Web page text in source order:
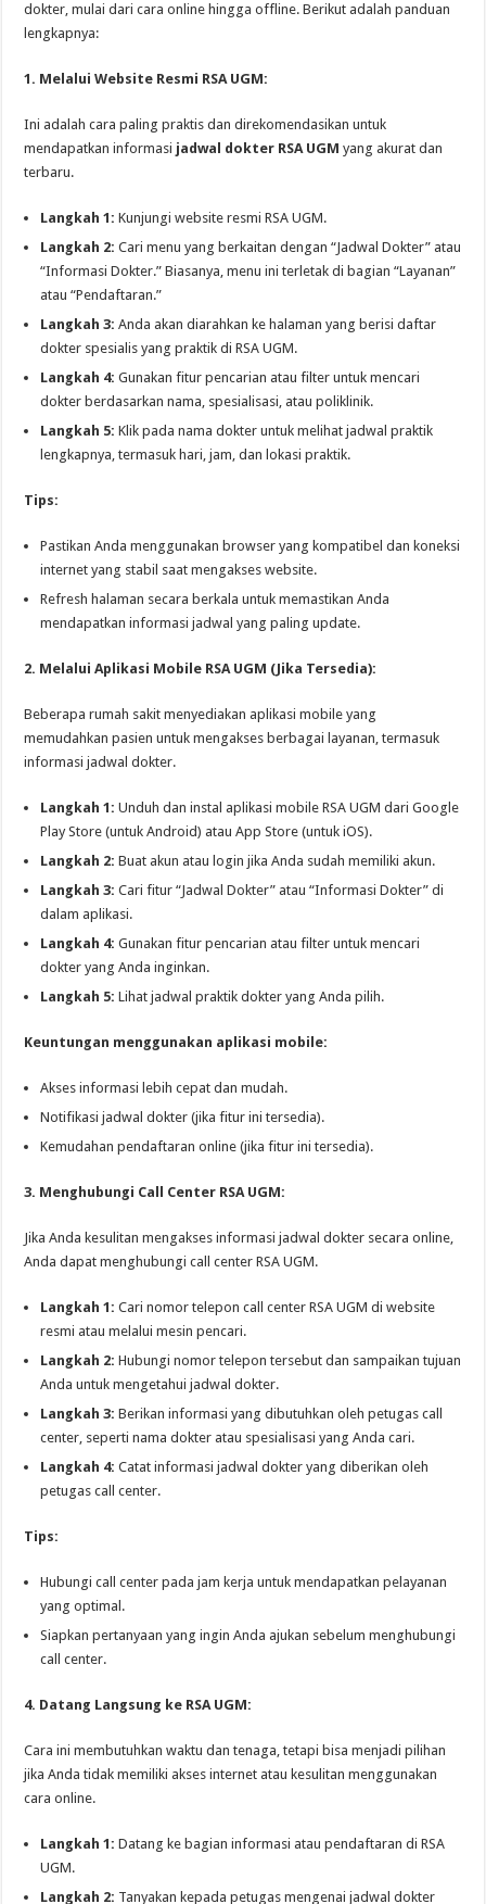
dokter, mulai dari cara online hingga offline. Berikut adalah panduan
lengkapnya:
1. Melalui Website Resmi RSA UGM:
Ini adalah cara paling praktis dan direkomendasikan untuk
mendapatkan informasi jadwal dokter RSA UGM yang akurat dan
terbaru.
Langkah 1: Kunjungi website resmi RSA UGM.
Langkah 2: Cari menu yang berkaitan dengan “Jadwal Dokter” atau
“Informasi Dokter.” Biasanya, menu ini terletak di bagian “Layanan”
atau “Pendaftaran.”
Langkah 3: Anda akan diarahkan ke halaman yang berisi daftar
dokter spesialis yang praktik di RSA UGM.
Langkah 4: Gunakan fitur pencarian atau filter untuk mencari
dokter berdasarkan nama, spesialisasi, atau poliklinik.
Langkah 5: Klik pada nama dokter untuk melihat jadwal praktik
lengkapnya, termasuk hari, jam, dan lokasi praktik.
Tips:
Pastikan Anda menggunakan browser yang kompatibel dan koneksi
internet yang stabil saat mengakses website.
Refresh halaman secara berkala untuk memastikan Anda
mendapatkan informasi jadwal yang paling update.
2. Melalui Aplikasi Mobile RSA UGM (Jika Tersedia):
Beberapa rumah sakit menyediakan aplikasi mobile yang
memudahkan pasien untuk mengakses berbagai layanan, termasuk
informasi jadwal dokter.
Langkah 1: Unduh dan instal aplikasi mobile RSA UGM dari Google
Play Store (untuk Android) atau App Store (untuk iOS).
Langkah 2: Buat akun atau login jika Anda sudah memiliki akun.
Langkah 3: Cari fitur “Jadwal Dokter” atau “Informasi Dokter” di
dalam aplikasi.
Langkah 4: Gunakan fitur pencarian atau filter untuk mencari
dokter yang Anda inginkan.
Langkah 5: Lihat jadwal praktik dokter yang Anda pilih.
Keuntungan menggunakan aplikasi mobile:
Akses informasi lebih cepat dan mudah.
Notifikasi jadwal dokter (jika fitur ini tersedia).
Kemudahan pendaftaran online (jika fitur ini tersedia).
3. Menghubungi Call Center RSA UGM:
Jika Anda kesulitan mengakses informasi jadwal dokter secara online,
Anda dapat menghubungi call center RSA UGM.
Langkah 1: Cari nomor telepon call center RSA UGM di website
resmi atau melalui mesin pencari.
Langkah 2: Hubungi nomor telepon tersebut dan sampaikan tujuan
Anda untuk mengetahui jadwal dokter.
Langkah 3: Berikan informasi yang dibutuhkan oleh petugas call
center, seperti nama dokter atau spesialisasi yang Anda cari.
Langkah 4: Catat informasi jadwal dokter yang diberikan oleh
petugas call center.
Tips:
Hubungi call center pada jam kerja untuk mendapatkan pelayanan
yang optimal.
Siapkan pertanyaan yang ingin Anda ajukan sebelum menghubungi
call center.
4. Datang Langsung ke RSA UGM:
Cara ini membutuhkan waktu dan tenaga, tetapi bisa menjadi pilihan
jika Anda tidak memiliki akses internet atau kesulitan menggunakan
cara online.
Langkah 1: Datang ke bagian informasi atau pendaftaran di RSA
UGM.
Langkah 2: Tanyakan kepada petugas mengenai jadwal dokter